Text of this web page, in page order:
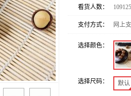
看货人数：
109125
支付方式： 网上
选择颜色：
选择尺码： 默认